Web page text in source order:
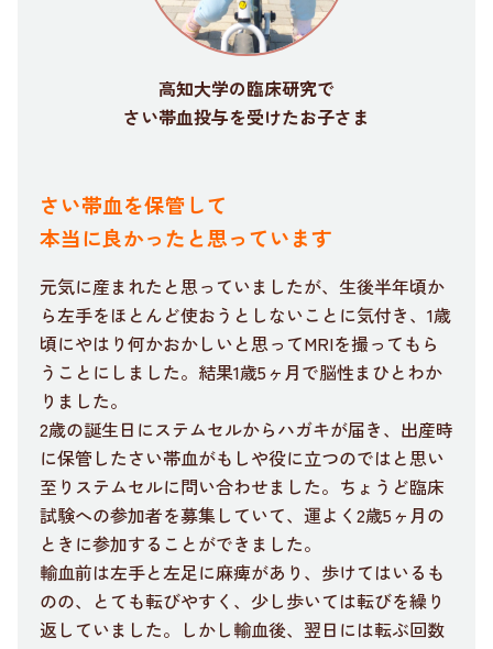
高知大学の臨床研究で
さい帯血投与を受けたお子さま
さい帯血を保管して
本当に良かったと思っています
元気に産まれたと思っていましたが、生後半年頃か
ら左手をほとんど使おうとしないことに気付き、1歳
頃にやはり何かおかしいと思ってMRIを撮ってもら
うことにしました。結果1歳5ヶ月で脳性まひとわか
りました。
2歳の誕生日にステムセルからハガキが届き、出産時
に保管したさい帯血がもしや役に立つのではと思い
至りステムセルに問い合わせました。ちょうど臨床
試験への参加者を募集していて、運よく2歳5ヶ月の
ときに参加することができました。
輸血前は左手と左足に麻痺があり、歩けてはいるも
のの、とても転びやすく、少し歩いては転びを繰り
返していました。しかし輸血後、翌日には転ぶ回数